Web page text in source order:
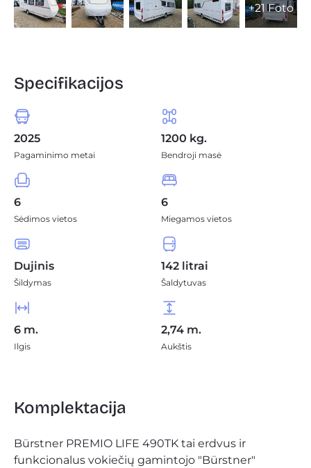
+21 Foto
Specifikacijos
2025
Pagaminimo metai
1200 kg.
Bendroji masė
6
Sėdimos vietos
6
Miegamos vietos
Dujinis
Šildymas
142 litrai
Šaldytuvas
6 m.
Ilgis
2,74 m.
Aukštis
Komplektacija
Bürstner PREMIO LIFE 490TK tai erdvus ir
funkcionalus vokiečių gamintojo "Bürstner"